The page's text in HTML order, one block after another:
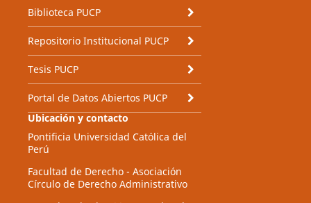
Biblioteca PUCP
Repositorio Institucional PUCP
Tesis PUCP
Portal de Datos Abiertos PUCP
Ubicación y contacto
Pontificia Universidad Católica del
Perú
Facultad de Derecho - Asociación
Círculo de Derecho Administrativo